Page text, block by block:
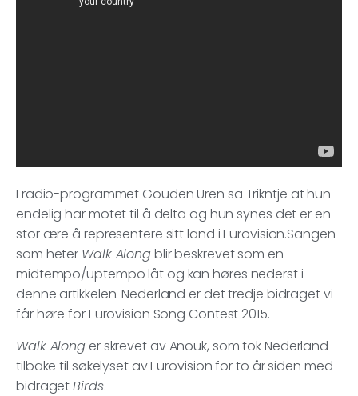
I radio-programmet Gouden Uren sa Trikntje at hun
endelig har motet til å delta og hun synes det er en
stor ære å representere sitt land i Eurovision.Sangen
som heter Walk Alongblir beskrevet som en
midtempo/uptempo låt og kan høres nederst i
denne artikkelen. Nederland er det tredje bidraget vi
får høre for Eurovision Song Contest 2015.
Walk Along er skrevet av Anouk, som tok Nederland
tilbake til søkelyset av Eurovision for to år siden med
bidragetBirds.